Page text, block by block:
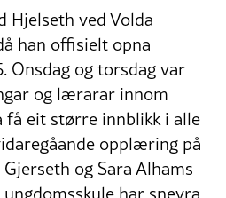
Hjelseth ved Volda
han offisielt opna
Onsdag og torsdag var
og lærarar innom
få eit større innblikk i alle
opplæring på
og Sara Alhams